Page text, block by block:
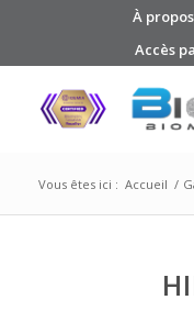
À propos
Accès
Vous êtes ici : Accueil /